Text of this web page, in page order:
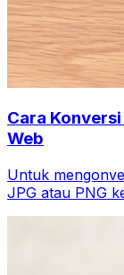
Cara
Web
Untuk
JPG atau PNG